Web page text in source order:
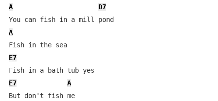
A
D7
A
Fish in the sea
E7
E7
A
But don't fish me